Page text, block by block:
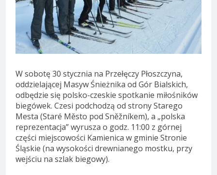
W sobotę 30 stycznia na Przełęczy Płoszczyna,
oddzielającej Masyw Śnieżnika od Gór Bialskich,
odbędzie się polsko-czeskie spotkanie miłośników
biegówek. Czesi podchodzą od strony Starego
Mesta (Staré Město pod Sněžníkem), a „polska
reprezentacja” wyrusza o godz. 11:00 z górnej
części miejscowości Kamienica w gminie Stronie
Śląskie (na wysokości drewnianego mostku, przy
wejściu na szlak biegowy).